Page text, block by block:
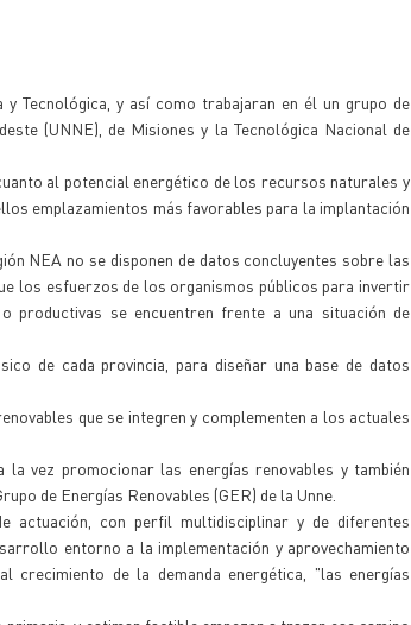
Tecnológica, y así como trabajaran en él un grupo de
(UNNE), de Misiones y la Tecnológica Nacional de
al potencial energético de los recursos naturales y
emplazamientos más favorables para la implantación
NEA no se disponen de datos concluyentes sobre las
los esfuerzos de los organismos públicos para invertir
productivas se encuentren frente a una situación de
de cada provincia, para diseñar una base de datos
que se integren y complementen a los actuales
vez promocionar las energías renovables y también
de Energías Renovables (GER) de la Unne.
actuación, con perfil multidisciplinar y de diferentes
entorno a la implementación y aprovechamiento
de la demanda energética, "las energías